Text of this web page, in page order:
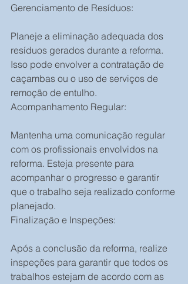
Gerenciamento de Resíduos:
Planeje a eliminação adequada dos
resíduos gerados durante a reforma.
Isso pode envolver a contratação de
caçambas ou o uso de serviços de
remoção de entulho.
Acompanhamento Regular:
Mantenha uma comunicação regular
com os profissionais envolvidos na
reforma. Esteja presente para
acompanhar o progresso e garantir
que o trabalho seja realizado conforme
planejado.
Finalização e Inspeções:
Após a conclusão da reforma, realize
inspeções para garantir que todos os
trabalhos estejam de acordo com as